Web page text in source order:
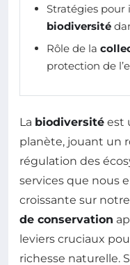
Stratégies
biodiversité
Rôle de la
protection de
La biodiversité est
planète, jouant un
régulation des
services que nous
croissante sur
de conservation
leviers cruciaux
richesse naturelle.